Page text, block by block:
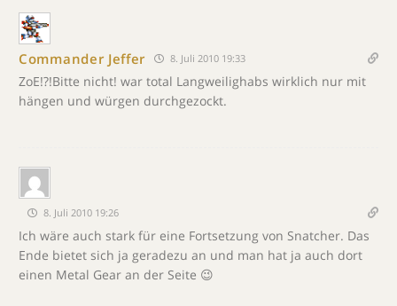
Commander Jeffer 8. Juli 2010 19:33
ZoE!?!Bitte nicht! war total Langweilighabs wirklich nur mit
hängen und würgen durchgezockt.
8. Juli 2010 19:26
Ich wäre auch stark für eine Fortsetzung von Snatcher. Das
Ende bietet sich ja geradezu an und man hat ja auch dort
einen Metal Gear an der Seite 😉